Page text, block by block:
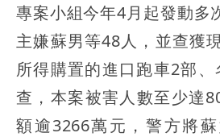
專案小組今年4月起發動多
主嫌蘇男等48人，並查獲
所得購置的進口跑車2部
查，本案被害人數至少達
額逾3266萬元，警方將